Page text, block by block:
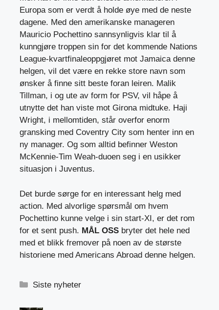
Europa som er verdt å holde øye med de neste
dagene. Med den amerikanske manageren
Mauricio Pochettino sannsynligvis klar til å
kunngjøre troppen sin for det kommende Nations
League-kvartfinaleoppgjøret mot Jamaica denne
helgen, vil det være en rekke store navn som
ønsker å finne sitt beste foran leiren. Malik
Tillman, i og ute av form for PSV, vil håpe å
utnytte det han viste mot Girona midtuke. Haji
Wright, i mellomtiden, står overfor enorm
gransking med Coventry City som henter inn en
ny manager. Og som alltid befinner Weston
McKennie-Tim Weah-duoen seg i en usikker
situasjon i Juventus.
Det burde sørge for en interessant helg med
action. Med alvorlige spørsmål om hvem
Pochettino kunne velge i sin start-XI, er det rom
for et sent push. MÅL OSS bryter det hele ned
med et blikk fremover på noen av de største
historiene med Americans Abroad denne helgen.
Kategorier
Siste nyheter